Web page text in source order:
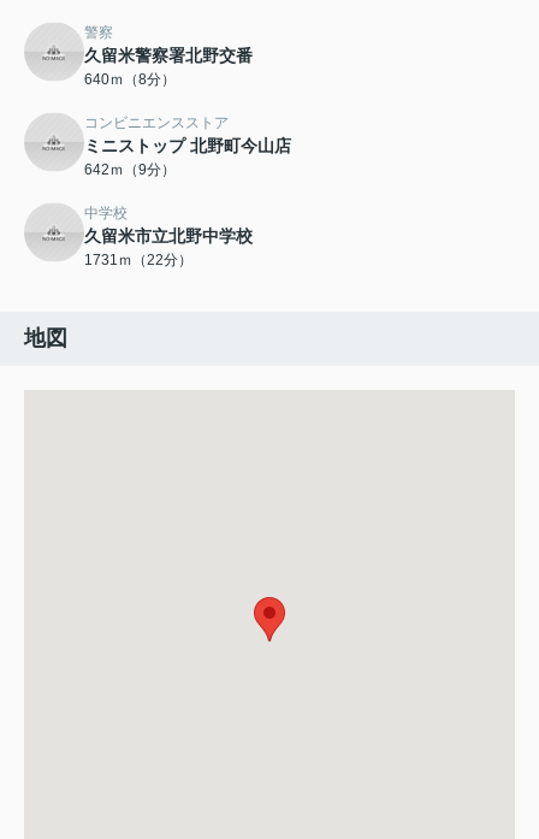
警察
久留米警察署北野交番
640ｍ（8分）
コンビニエンスストア
ミニストップ 北野町今山店
642ｍ（9分）
中学校
久留米市立北野中学校
1731ｍ（22分）
地図